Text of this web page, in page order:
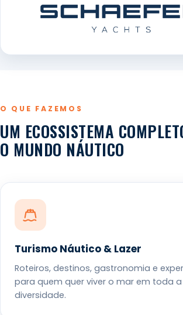
O QUE FAZEMOS
UM ECOSSISTEMA
O MUNDO NÁUTICO
Turismo Náutico & Lazer
Roteiros, destinos, gastronomia e
para quem quer viver o mar em toda
diversidade.